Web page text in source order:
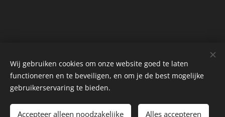
©2026
Wij gebruiken cookies om onze website goed te laten
functioneren en te beveiligen, en om je de best mogelijke
gebruikerservaring te bieden.
Accepteer alleen noodzakelijke Alles accepteren